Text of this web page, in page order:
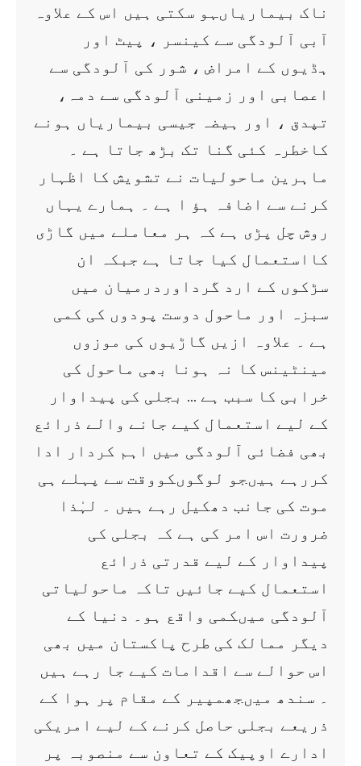
ناک بیماریاںہو سکتی ہیں اس کے علاوہ
آبی آلودگی سے کینسر ، پیٹ اور
ہڈیوں کے امراض ، شور کی آلودگی سے
اعصابی اور زمینی آلودگی سے دمہ،
تپدق ، اور ہیضہ جیسی بیماریاں ہونے
کاخطرہ کئی گنا تک بڑھ جاتا ہے ۔
ماہرین ماحولیات نے تشویش کا اظہار
کرنے سے اضافہ ہؤ ا ہے ۔ ہمارے یہاں
روش چل پڑی ہے کہ ہر معاملے میں گاڑی
کااستعمال کیا جاتا ہے جبکہ ان
سڑکوں کے ارد گرداوردرمیان میں
سبزہ اور ماحول دوست پودوں کی کمی
ہے ۔ علاوہ ازیں گاڑیوں کی موزوں
مینٹینس کا نہ ہونا بھی ماحول کی
خرابی کا سبب ہے … بجلی کی پیداوار
کے لیے استعمال کیے جانے والے ذرائع
بھی فضائی آلودگی میں اہم کردار ادا
کررہے ہیںجو لوگوںکووقت سے پہلے ہی
موت کی جانب دھکیل رہے ہیں ۔ لہٰذا
ضرورت اس امر کی ہے کہ بجلی کی
پیداوار کے لیے قدرتی ذرائع
استعمال کیے جائیں تاکہ ماحولیاتی
آلودگی میںکمی واقع ہو۔ دنیا کے
دیگر ممالک کی طرح پاکستان میں بھی
اس حوالے سے اقدامات کیے جا رہے ہیں
۔ سندھ میںجھمپیر کے مقام پر ہوا کے
ذریعے بجلی حاصل کرنے کے لیے امریکی
ادارے اوپیک کے تعاون سے منصوبہ پر